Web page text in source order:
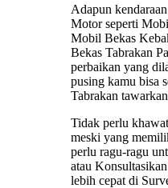
Adapun
Motor seperti
Mobil Bekas
Bekas Tabrakan
perbaikan yang
pusing kamu bisa
Tabrakan
Tidak perlu
meski yang
perlu ragu-ragu
atau
lebih cepat di